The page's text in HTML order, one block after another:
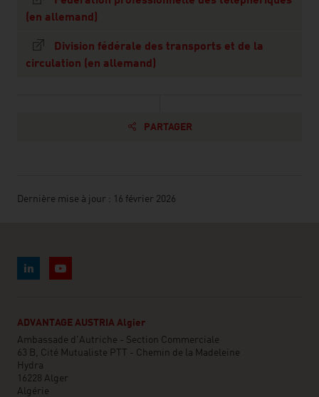
(en allemand)
Division fédérale des transports et de la
circulation (en allemand)
PARTAGER
Dernière mise à jour : 16 février 2026
ADVANTAGE AUSTRIA Algier
Ambassade d'Autriche - Section Commerciale
63 B, Cité Mutualiste PTT - Chemin de la Madeleine
Hydra
16228 Alger
Algérie